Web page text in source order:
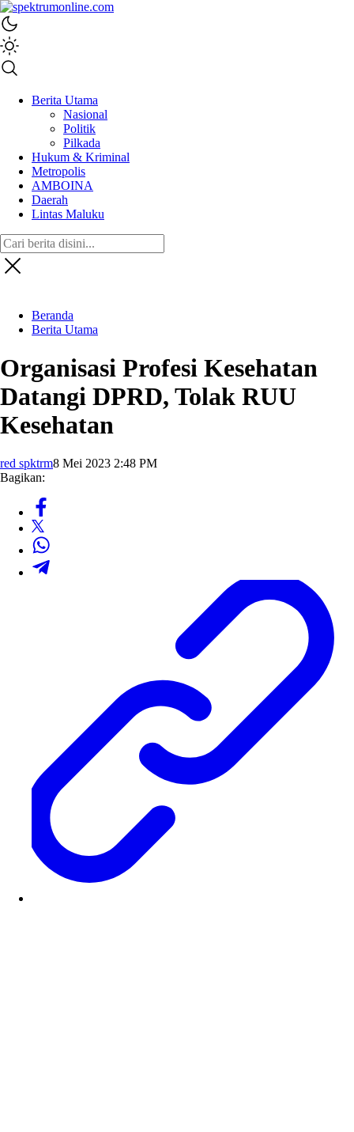
spektrumonline.com
Berita Utama
Nasional
Politik
Pilkada
Hukum & Kriminal
Metropolis
AMBOINA
Daerah
Lintas Maluku
Beranda
Berita Utama
Organisasi Profesi Kesehatan
Datangi DPRD, Tolak RUU
Kesehatan
red spktrm8 Mei 2023 2:48 PM
Bagikan: